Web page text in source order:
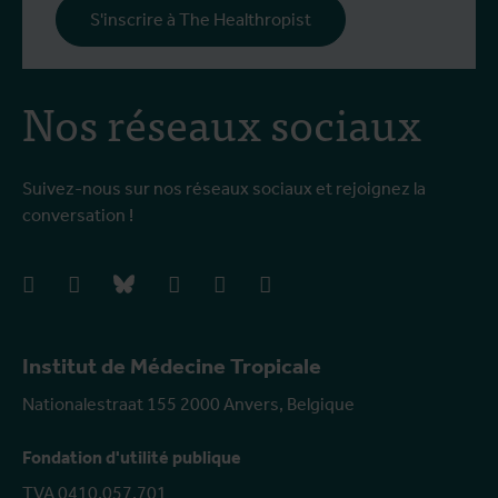
Institut de Médecine Tropicale
Nationalestraat 155 2000 Anvers, Belgique
Fondation d'utilité publique
TVA 0410.057.701
Nos réseaux sociaux
Suivez-nous sur nos réseaux sociaux et rejoignez la
conversation !
facebookinstagrambluesky linkedIn youtube
S'inscrire à The Healthropist